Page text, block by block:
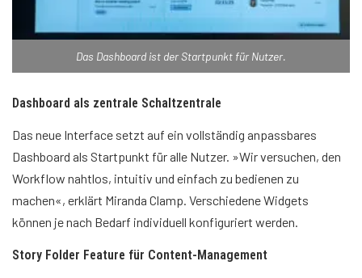
Das Dashboard ist der Startpunkt für Nutzer.
Dashboard als zentrale Schaltzentrale
Das neue Interface setzt auf ein vollständig anpassbares
Dashboard als Startpunkt für alle Nutzer. »Wir versuchen, den
Workflow nahtlos, intuitiv und einfach zu bedienen zu
machen«, erklärt Miranda Clamp. Verschiedene Widgets
können je nach Bedarf individuell konfiguriert werden.
Story Folder Feature für Content-Management